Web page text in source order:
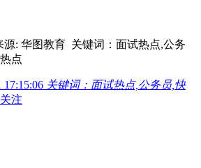
源: 华图教育 关键词：面试热点,公务
点
17:15:06 关键词：面试热点,公务员,快
关注